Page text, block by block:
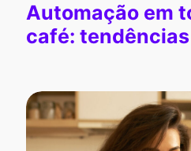
Automação em
café: